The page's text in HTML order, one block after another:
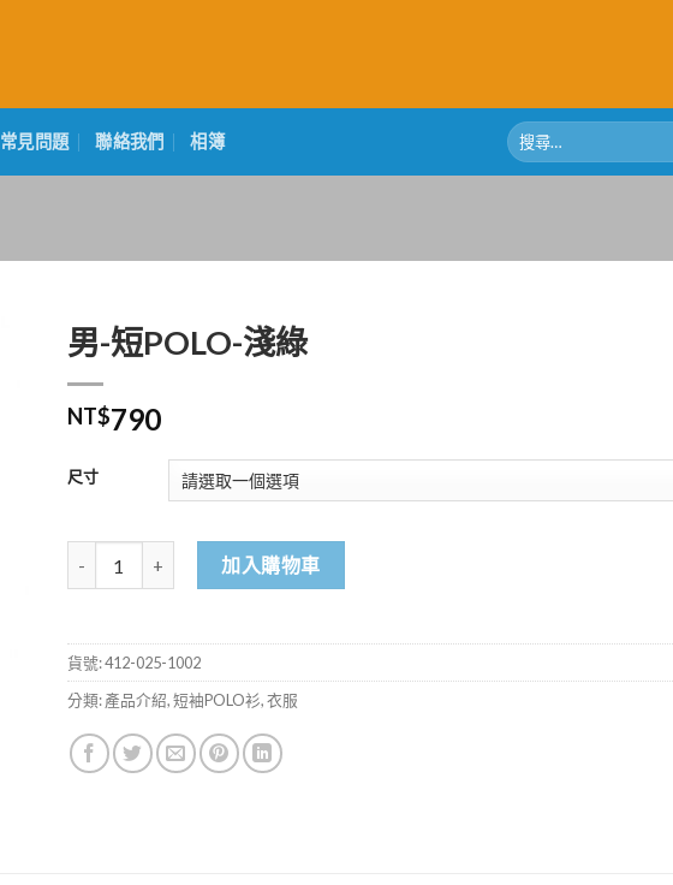
常見問題 聯絡我們 相簿
搜
尋
關
男-短POLO-淺綠
NT$790
尺寸
男-短POLO-淺綠 數量加入購物車
貨號:412-025-1002
分類:產品介紹,短袖POLO衫,衣服